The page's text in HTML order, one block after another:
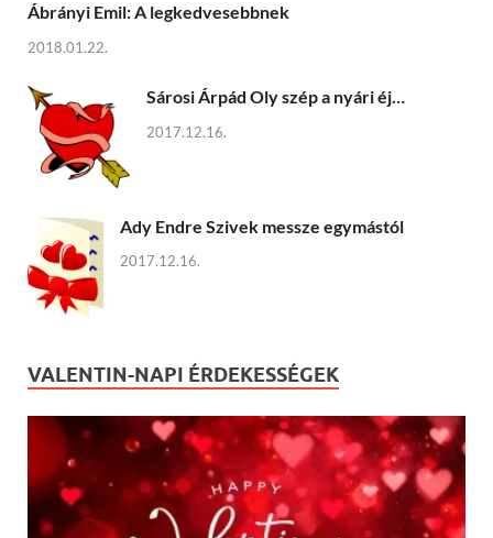
Ábrányi Emil: A legkedvesebbnek
2018.01.22.
Sárosi Árpád Oly szép a nyári éj…
2017.12.16.
Ady Endre Szivek messze egymástól
2017.12.16.
VALENTIN-NAPI ÉRDEKESSÉGEK